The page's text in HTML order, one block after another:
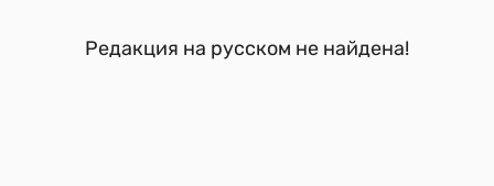
Редакция на русском не найдена!